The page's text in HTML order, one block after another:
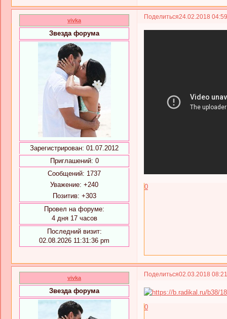
Поделиться24.02.2018
vivka
Звезда форума
Зарегистрирован: 01.07.2012
Приглашений: 0
Сообщений: 1737
Уважение: +240
Позитив: +303
Провел на форуме:
4 дня 17 часов
Последний визит:
02.08.2026 11:31:36 pm
0
Поделиться02.03.2018
vivka
Звезда форума
0